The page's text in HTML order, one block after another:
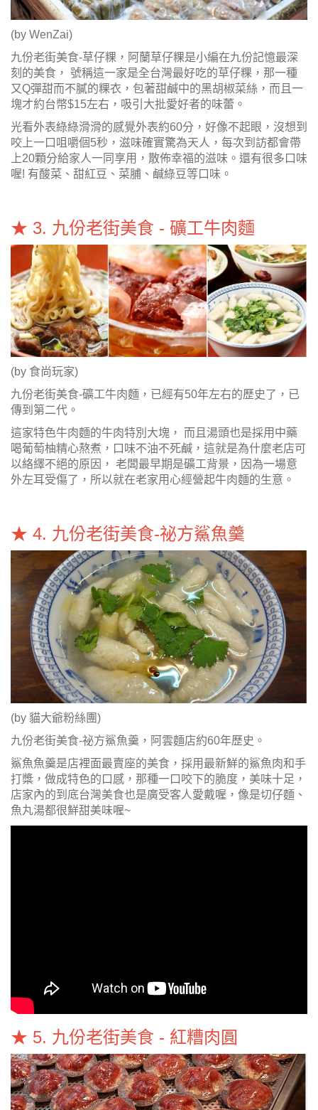
(by WenZai)
九份老街美食-草仔粿，阿蘭草仔粿是小編在九份記憶最深
刻的美食， 號稱這一家是全台灣最好吃的草仔粿，那一種
又Q彈甜而不膩的粿衣，包著甜鹹中的黑胡椒菜絲，而且一
塊才約台幣$15左右，吸引大批愛好者的味蕾。
光看外表綠綠滑滑的感覺外表約60分，好像不起眼，沒想到
咬上一口咀嚼個5秒，滋味確實驚為天人，每次到訪都會帶
上20顆分給家人一同享用，散佈幸福的滋味。還有很多口味
喔! 有酸菜、甜紅豆、菜脯、鹹綠豆等口味。
★ 3. 九份老街美食 - 礦工牛肉麵
(by 食尚玩家)
九份老街美食-礦工牛肉麵，已經有50年左右的歷史了，已
傳到第二代。
這家特色牛肉麵的牛肉特別大塊， 而且湯頭也是採用中藥
喝葡萄柚精心熬煮，口味不油不死鹹，這就是為什麼老店可
以絡繹不絕的原因， 老闆最早期是礦工背景，因為一場意
外左耳受傷了，所以就在老家用心經營起牛肉麵的生意。
★ 4. 九份老街美食-祕方鯊魚羹
(by 貓大爺粉絲團)
九份老街美食-祕方鯊魚羹，阿雲麵店約60年歷史。
鯊魚魚羹是店裡面最賣座的美食，採用最新鮮的鯊魚肉和手
打槳，做成特色的口感，那種一口咬下的脆度，美味十足，
店家內的到底台灣美食也是廣受客人愛戴喔，像是切仔麵、
魚丸湯都很鮮甜美味喔~
★ 5. 九份老街美食 - 紅糟肉圓